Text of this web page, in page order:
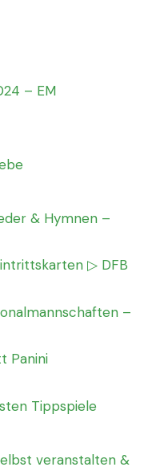
– EM
& Hymnen –
▷ DFB
–
Panini
Tippspiele
veranstalten &